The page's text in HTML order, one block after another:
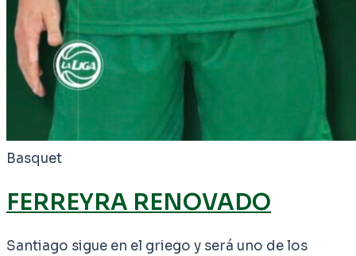
Basquet
FERREYRA RENOVADO
Santiago sigue en el griego y será uno de los